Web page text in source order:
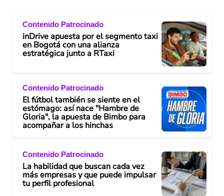
Contenido Patrocinado
inDrive apuesta por el segmento taxi
en Bogotá con una alianza
estratégica junto a RTaxi
Contenido Patrocinado
El fútbol también se siente en el
estómago: así nace "Hambre de
Gloria", la apuesta de Bimbo para
acompañar a los hinchas
Contenido Patrocinado
La habilidad que buscan cada vez
más empresas y que puede impulsar
tu perfil profesional